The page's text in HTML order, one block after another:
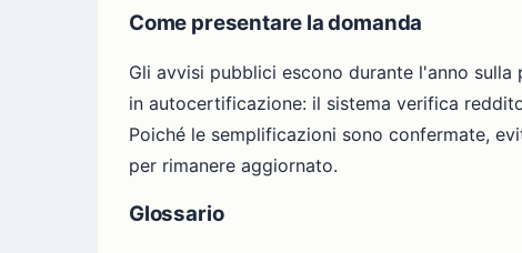
Come presentare la domanda
Gli avvisi pubblici escono durante l'anno sulla
in autocertificazione: il sistema verifica
Poiché le semplificazioni sono confermate,
per rimanere aggiornato.
Glossario